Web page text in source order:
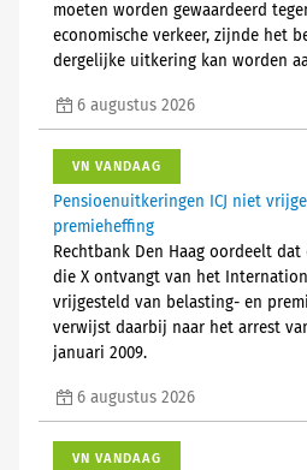
moeten worden gewaardeerd
economische verkeer, zijnde het
dergelijke uitkering kan worden
6 augustus 2026
VN VANDAAG
Pensioenuitkeringen ICJ niet
premieheffing
Rechtbank Den Haag oordeelt
die X ontvangt van het
vrijgesteld van belasting- en
verwijst daarbij naar het arrest
januari 2009.
6 augustus 2026
VN VANDAAG